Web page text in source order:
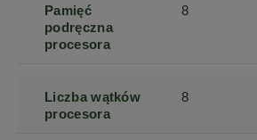
Pamięć
podręczna
procesora
8
Liczba wątków
procesora
8